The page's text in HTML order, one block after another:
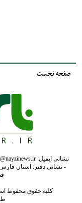
صفحه نخست
- نشانی دفتر: استان
کلیه حقوق محفوظ